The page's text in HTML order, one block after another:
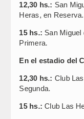
12,30 hs.: San
Heras, en Reserva.
15 hs.: San
Primera.
En el estadio del
12,30 hs.: Club
Segunda.
15 hs.:Club Las